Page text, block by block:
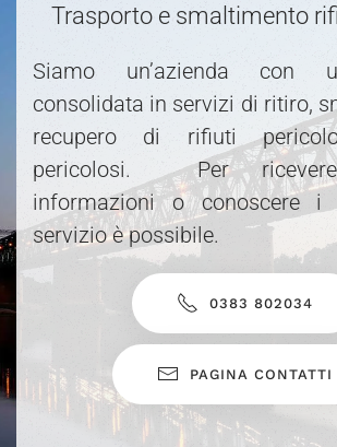
Trasporto e smaltimento
Siamo un’azienda con
consolidata in servizi di ritiro,
recupero di rifiuti
pericolosi. Per
informazioni o conoscere i
servizio è possibile.
0383 802034
PAGINA CONTATTI